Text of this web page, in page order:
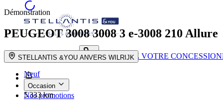
search button - icon TROUVEZ VOTRE
Neuf
Occasion
Nos promotions
Démonstration
PEUGEOT 30083008 3 e-3008 210 Allure
STELLANTIS &YOU ANVERS WILRIJK
5 333 km